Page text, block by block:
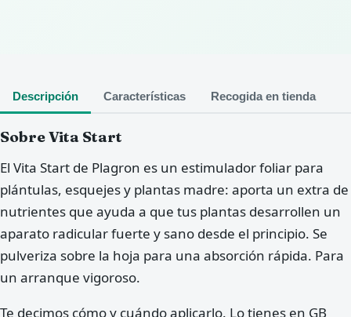
Descripción Características Recogida en tienda
Sobre Vita Start
El Vita Start de Plagron es un estimulador foliar para
plántulas, esquejes y plantas madre: aporta un extra de
nutrientes que ayuda a que tus plantas desarrollen un
aparato radicular fuerte y sano desde el principio. Se
pulveriza sobre la hoja para una absorción rápida. Para
un arranque vigoroso.
Te decimos cómo y cuándo aplicarlo. Lo tienes en GB